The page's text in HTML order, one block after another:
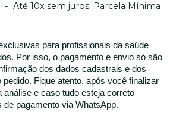
- Até 10x sem juros. Parcela Mínima
para profissionais da saúde
Por isso, o pagamento e envio só são
dos dados cadastrais e dos
Fique atento, após você finalizar
análise e caso tudo esteja correto
pagamento via WhatsApp.